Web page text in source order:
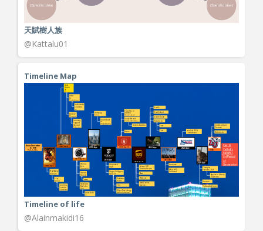
天賦樹人族
@Kattalu01
Timeline Map
Timeline of life
@Alainmakidi16